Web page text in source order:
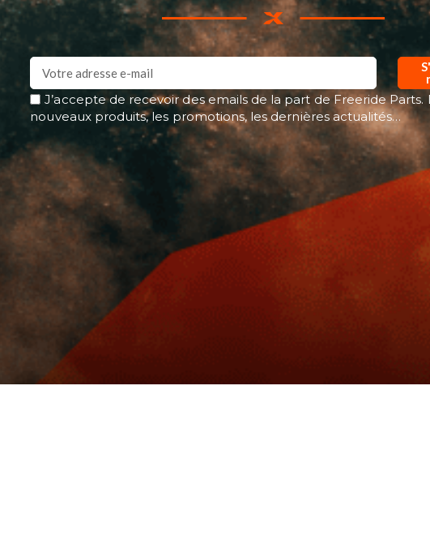
J’accepte de recevoir des emails de la part de Freeride Parts.
nouveaux produits, les promotions, les dernières actualités…